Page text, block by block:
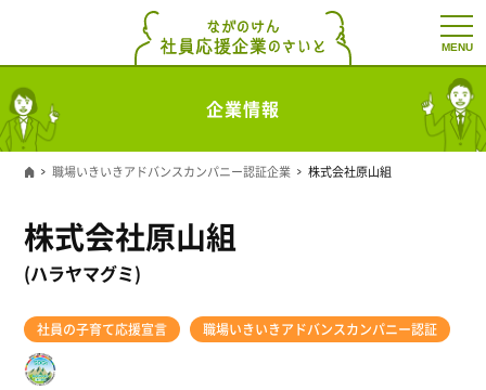
t
o
g
g
l
e
n
a
企業情報
職場いきいきアドバンスカンパニー認証企業 株式会社原山組
株式会社原山組
(ハラヤマグミ)
社員の子育て応援宣言 職場いきいきアドバンスカンパニー認証